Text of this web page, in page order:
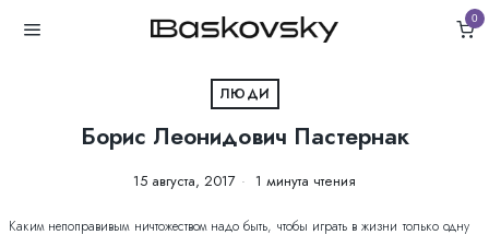
0
ЛЮДИ
Борис Леонидович Пастернак
15 августа, 2017 1 минута чтения
Каким непоправивым ничтожеством надо быть, чтобы играть в жизни только одну